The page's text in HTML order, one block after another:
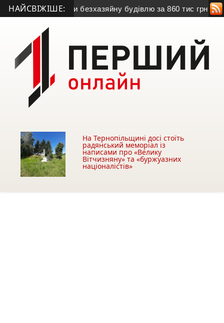
НАЙСВІЖІШЕ:
забрати безхазяйну будівлю за 860 тис грн • З
На Тернопільщині досі стоїть
радянський меморіал із
написами про «Велику
Вітчизняну» та «буржуазних
націоналістів»